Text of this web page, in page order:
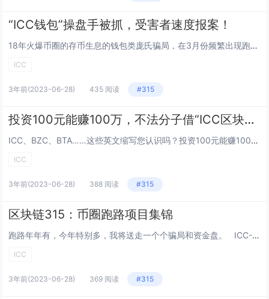
“ICC钱包”操盘手被抓，受害者速度报案！
18年火爆币圈的存币生息的钱包类庞氏骗局，在3月份频繁出现跑路潮，火爆一时的钱包类项目也走向了没落。钱包类的模式和分红盘一样，持币生息。持币生息的盘子就是骗局。不管它如何包装都是骗人的幌子。 “ICC钱包”在9月的时候就称遭到个别媒体恶意...
ICC
3年前(2023-06-28) 435 阅读 #315
投资100元能赚100万，不法分子借“ICC区块链”之名大搞传销诈骗
ICC、BZC、BTA……这些英文缩写您认识吗？投资100元能赚100万，这种盈利回报您见过吗？大企业家甚至中央领导都参与了项目，这种背书您相信吗？上述如同天方夜谈的东西，却因为加上“区块链”这个高大上概念之后被包装成了“下金蛋的母鸡”，在...
ICC
3年前(2023-06-28) 388 阅读 #315
区块链315：币圈跑路项目集锦
跑路年年有，今年特别多，我将送走一个个骗局和资金盘。 ICC-Intercoinx 说到ICC是一个臭到所有人都不愿意提起的跑路项目，这个盘子之前直接跑路，并且号称等到明年的3月份再开网，但是有脑子的人都知道这只是维稳的...
ICC
3年前(2023-06-28) 369 阅读 #315